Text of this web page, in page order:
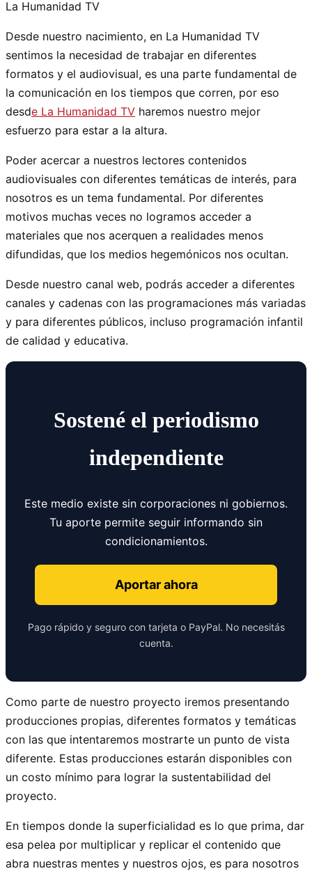
La Humanidad TV
Desde nuestro nacimiento, en La Humanidad TV
sentimos la necesidad de trabajar en diferentes
formatos y el audiovisual, es una parte fundamental de
la comunicación en los tiempos que corren, por eso
desde La Humanidad TV haremos nuestro mejor
esfuerzo para estar a la altura.
Poder acercar a nuestros lectores contenidos
audiovisuales con diferentes temáticas de interés, para
nosotros es un tema fundamental. Por diferentes
motivos muchas veces no logramos acceder a
materiales que nos acerquen a realidades menos
difundidas, que los medios hegemónicos nos ocultan.
Desde nuestro canal web, podrás acceder a diferentes
canales y cadenas con las programaciones más variadas
y para diferentes públicos, incluso programación infantil
de calidad y educativa.
Sostené el periodismo
independiente
Este medio existe sin corporaciones ni gobiernos.
Tu aporte permite seguir informando sin
condicionamientos.
Aportar ahora
Pago rápido y seguro con tarjeta o PayPal. No necesitás
cuenta.
Como parte de nuestro proyecto iremos presentando
producciones propias, diferentes formatos y temáticas
con las que intentaremos mostrarte un punto de vista
diferente. Estas producciones estarán disponibles con
un costo mínimo para lograr la sustentabilidad del
proyecto.
En tiempos donde la superficialidad es lo que prima, dar
esa pelea por multiplicar y replicar el contenido que
abra nuestras mentes y nuestros ojos, es para nosotros